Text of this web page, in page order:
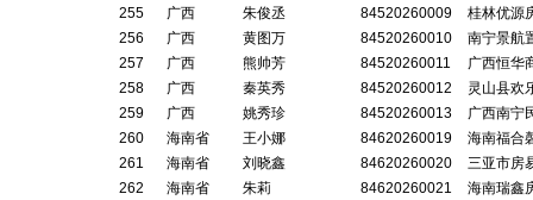
255
广西 朱俊丞 84520260009
桂林优源
256
广西 黄图万 84520260010
南宁景航
257
广西 熊帅芳 84520260011
广西恒华
258
广西 秦英秀 84520260012
灵山县欢
259
广西 姚秀珍 84520260013
广西南宁
260
海南省 王小娜 84620260019
海南福合
261
海南省 刘晓鑫 84620260020
三亚市房
262
海南省 朱莉 84620260021
海南瑞鑫